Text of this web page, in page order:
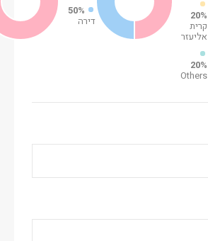
20%
קרית
אליעזר
20%
Others
50%
דירה